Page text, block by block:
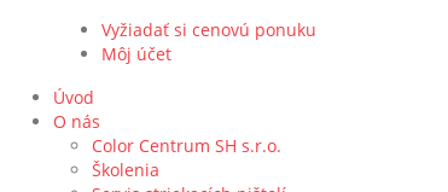
Vyžiadať si cenovú ponuku
Môj účet
Úvod
O nás
Color Centrum SH s.r.o.
Školenia